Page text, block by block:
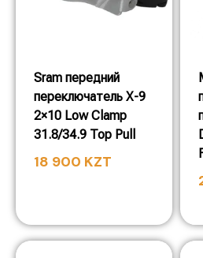
Sram передний
переключатель X-9
2×10 Low Clamp
31.8/34.9 Top Pull
18 900 KZT